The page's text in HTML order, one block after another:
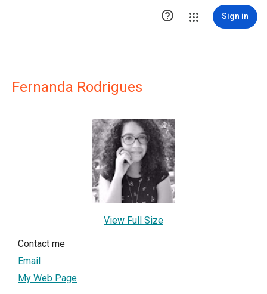
 Sign in
Fernanda Rodrigues
View Full Size
Contact me
Email
My Web Page